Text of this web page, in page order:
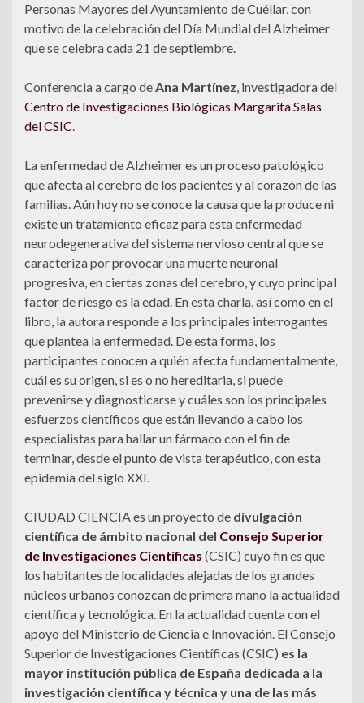
Personas Mayores del Ayuntamiento de Cuéllar, con
motivo de la celebración del Día Mundial del Alzheimer
que se celebra cada 21 de septiembre.
Conferencia a cargo deAna Martínez, investigadora del
Centro de Investigaciones Biológicas Margarita Salas
del CSIC.
La enfermedad de Alzheimer es un proceso patológico
que afecta al cerebro de los pacientes y al corazón de las
familias. Aún hoy no se conoce la causa que la produce ni
existe un tratamiento eficaz para esta enfermedad
neurodegenerativa del sistema nervioso central que se
caracteriza por provocar una muerte neuronal
progresiva, en ciertas zonas del cerebro, y cuyo principal
factor de riesgo es la edad. En esta charla, así como en el
libro, la autora responde a los principales interrogantes
que plantea la enfermedad. De esta forma, los
participantes conocen a quién afecta fundamentalmente,
cuál es su origen, si es o no hereditaria, si puede
prevenirse y diagnosticarse y cuáles son los principales
esfuerzos científicos que están llevando a cabo los
especialistas para hallar un fármaco con el fin de
terminar, desde el punto de vista terapéutico, con esta
epidemia del siglo XXI.
CIUDAD CIENCIA es un proyecto de divulgación
científica de ámbito nacional del Consejo Superior
de Investigaciones Científicas (CSIC) cuyo fin es que
los habitantes de localidades alejadas de los grandes
núcleos urbanos conozcan de primera mano la actualidad
científica y tecnológica. En la actualidad cuenta con el
apoyo del Ministerio de Ciencia e Innovación. El Consejo
Superior de Investigaciones Científicas (CSIC) es la
mayor institución pública de España dedicada a la
investigación científica y técnica y una de las más